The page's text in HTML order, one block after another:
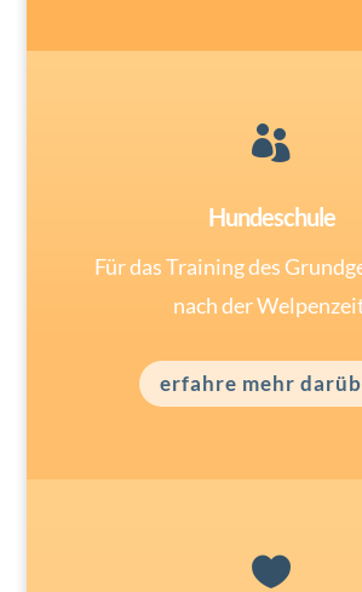

Hundeschule
Für das Training des
nach der
erfahre mehr
